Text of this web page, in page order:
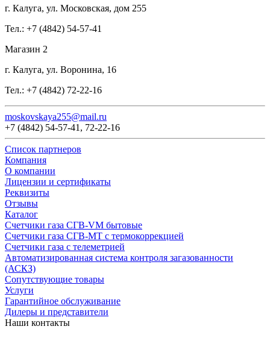
г. Калуга, ул. Московская, дом 255
Тел.: +7 (4842) 54-57-41
Магазин 2
г. Калуга, ул. Воронина, 16
Тел.: +7 (4842) 72-22-16
moskovskaya255@mail.ru
+7 (4842) 54-57-41, 72-22-16
Список партнеров
Компания
О компании
Лицензии и сертификаты
Реквизиты
Отзывы
Каталог
Счетчики газа СГВ-VM бытовые
Счетчики газа СГВ-МТ с термокоррекцией
Счетчики газа с телеметрией
Автоматизированная система контроля загазованности
(АСКЗ)
Сопутствующие товары
Услуги
Гарантийное обслуживание
Дилеры и представители
Наши контакты